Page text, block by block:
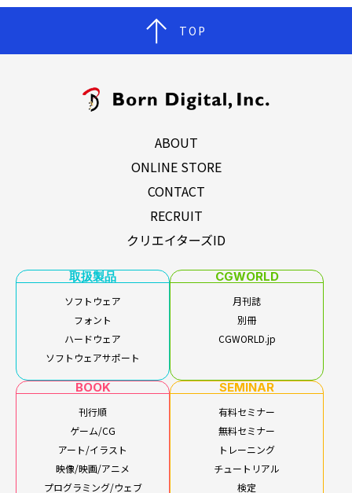
TOP
ABOUT
ONLINE STORE
CONTACT
RECRUIT
クリエイターズID
取扱製品
ソフトウェア
フォント
ハードウェア
ソフトウェアサポート
CGWORLD
月刊誌
別冊
CGWORLD.jp
BOOK
刊行順
ゲーム/CG
アート/イラスト
映像/映画/アニメ
プログラミング/ウェブ
SEMINAR
有料セミナー
無料セミナー
トレーニング
チュートリアル
検定